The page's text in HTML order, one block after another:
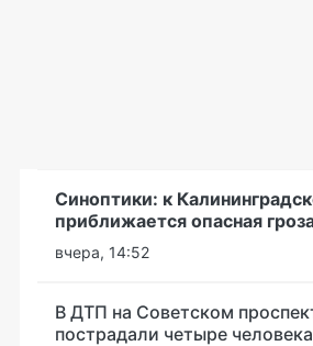
Синоптики: к
приближается опасная
вчера, 14:52
В ДТП на Советском
пострадали четыре